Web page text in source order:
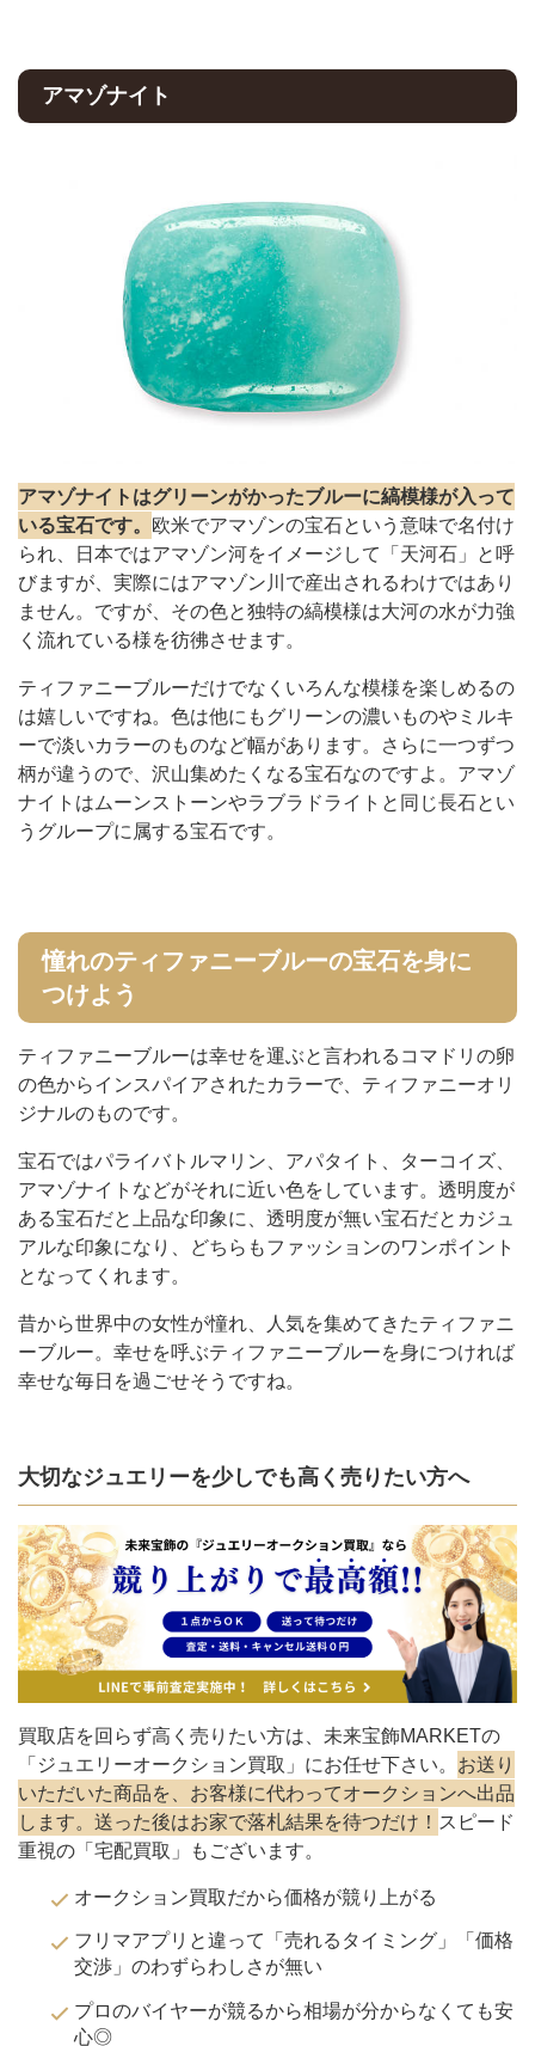
アマゾナイト
アマゾナイトはグリーンがかったブルーに縞模様が入って
いる宝石です。
欧米でアマゾンの宝石という意味で名付け
られ、日本ではアマゾン河をイメージして「天河石」と呼
びますが、実際にはアマゾン川で産出されるわけではあり
ません。ですが、その色と独特の縞模様は大河の水が力強
く流れている様を彷彿させます。​​
ティファニーブルーだけでなくいろんな模様を楽しめるの
は嬉しいですね。色は他にもグリーンの濃いものやミルキ
ーで淡いカラーのものなど幅があります。さらに一つずつ
柄が違うので、沢山集めたくなる宝石なのですよ。アマゾ
ナイトはムーンストーンやラブラドライトと同じ長石とい
うグループに属する宝石です。
憧れのティファニーブルーの宝石を身に
つけよう
ティファニーブルーは幸せを運ぶと言われるコマドリの卵
の色からインスパイアされたカラーで、ティファニーオリ
ジナルのものです。
宝石ではパライバトルマリン、アパタイト、ターコイズ、
アマゾナイトなどがそれに近い色をしています。透明度が
ある宝石だと上品な印象に、透明度が無い宝石だとカジュ
アルな印象になり、どちらもファッションのワンポイント
となってくれます。
昔から世界中の女性が憧れ、人気を集めてきたティファニ
ーブルー。幸せを呼ぶティファニーブルーを身につければ
幸せな毎日を過ごせそうですね。
大切なジュエリーを少しでも高く売りたい方へ
買取店を回らず高く売りたい方は、未来宝飾MARKETの
「ジュエリーオークション買取」にお任せ下さい。 お送り
いただいた商品を、お客様に代わってオークションへ出品
します。送った後はお家で落札結果を待つだけ！ スピード
重視の「宅配買取」もございます。
オークション買取だから価格が競り上がる
フリマアプリと違って「売れるタイミング」「価格
交渉」のわずらわしさが無い
プロのバイヤーが競るから相場が分からなくても安
心◎